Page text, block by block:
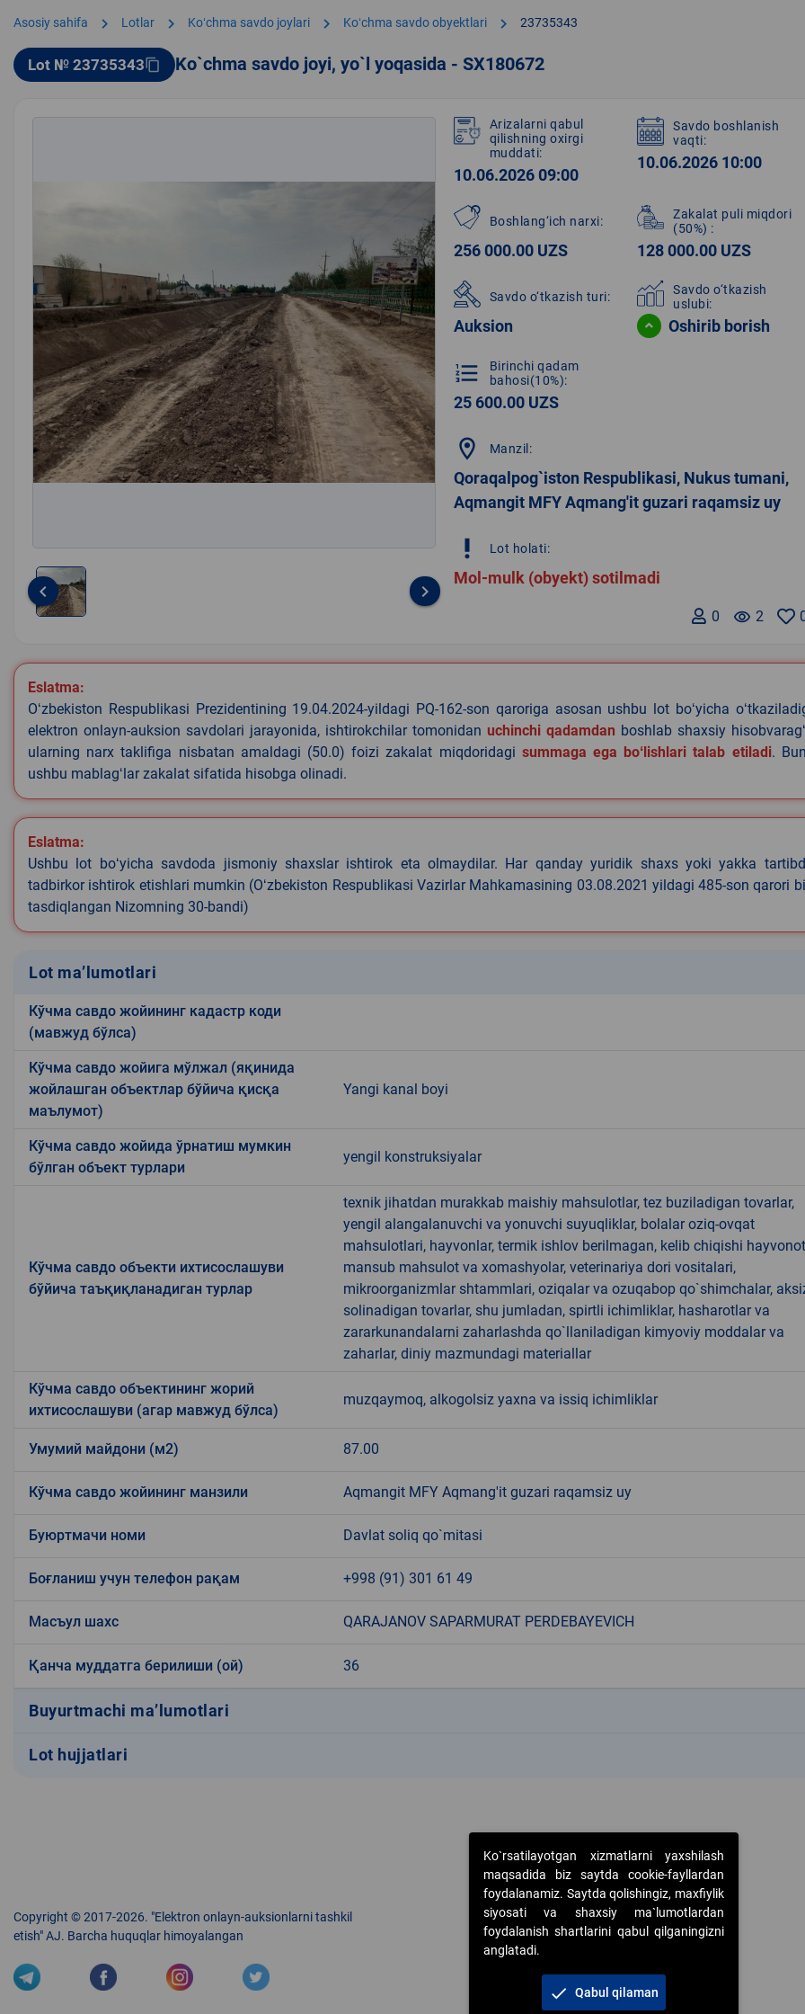
Asosiy sahifa chevron_right Lotlar chevron_right Koʻchma savdo joylari chevron_right Koʻchma savdo obyektlari chevron_right 23735343
Lot № 23735343content_copy Ko`chma savdo joyi, yo`l yoqasida - SX180672
of
1
keyboard_arrow_left keyboard_arrow_right
Arizalarni qabul
qilishning oxirgi
muddati:
10.06.2026 09:00
Savdo boshlanish
vaqti:
10.06.2026 10:00
Boshlang‘ich narxi:
256 000.00 UZS
Zakalat puli miqdori
(50%) :
128 000.00 UZS
Savdo o‘tkazish turi:
Auksion
Savdo o‘tkazish
uslubi:
Oshirib borish
format_list_numbered
Birinchi qadam
bahosi(10%):
25 600.00 UZS
location_on Manzil:
Qoraqalpog`iston Respublikasi, Nukus tumani,
Aqmangit MFY Aqmang'it guzari raqamsiz uy
priority_high Lot holati:
Mol-mulk (obyekt) sotilmadi
remove_red_eye 2
0
Eslatma:
Oʻzbekiston Respublikasi Prezidentining 19.04.2024-yildagi PQ-162-son qaroriga asosan ushbu lot boʻyicha
elektron onlayn-auksion savdolari jarayonida, ishtirokchilar tomonidan uchinchi qadamdan boshlab shaxsiy
ularning narx taklifiga nisbatan amaldagi (50.0) foizi zakalat miqdoridagi summaga ega boʻlishlari talab etiladi.
ushbu mablagʻlar zakalat sifatida hisobga olinadi.
Eslatma:
Ushbu lot boʻyicha savdoda jismoniy shaxslar ishtirok eta olmaydilar. Har qanday yuridik shaxs yoki yakka
tadbirkor ishtirok etishlari mumkin (Oʻzbekiston Respublikasi Vazirlar Mahkamasining 03.08.2021 yildagi 485-son qarori
tasdiqlangan Nizomning 30-bandi)
Lot ma’lumotlari
Кўчма савдо жойининг кадастр коди
(мавжуд бўлса)
Кўчма савдо жойига мўлжал (яқинида
жойлашган объектлар бўйича қисқа
маълумот)
Yangi kanal boyi
Кўчма савдо жойида ўрнатиш мумкин
бўлган объект турлари
yengil konstruksiyalar
Кўчма савдо объекти ихтисослашуви
бўйича таъқиқланадиган турлар
texnik jihatdan murakkab maishiy mahsulotlar, tez buziladigan tovarlar,
yengil alangalanuvchi va yonuvchi suyuqliklar, bolalar oziq-ovqat
mahsulotlari, hayvonlar, termik ishlov berilmagan, kelib chiqishi
mansub mahsulot va xomashyolar, veterinariya dori vositalari,
mikroorganizmlar shtammlari, oziqalar va ozuqabop qo`shimchalar,
solinadigan tovarlar, shu jumladan, spirtli ichimliklar, hasharotlar va
zararkunandalarni zaharlashda qo`llaniladigan kimyoviy moddalar va
zaharlar, diniy mazmundagi materiallar
Кўчма савдо объектининг жорий
ихтисослашуви (агар мавжуд бўлса)
muzqaymoq, alkogolsiz yaxna va issiq ichimliklar
Умумий майдони (м2) 87.00
Кўчма савдо жойининг манзили Aqmangit MFY Aqmang'it guzari raqamsiz uy
Буюртмачи номи Davlat soliq qo`mitasi
Боғланиш учун телефон рақам +998 (91) 301 61 49
Масъул шахс QARAJANOV SAPARMURAT PERDEBAYEVICH
Қанча муддатга берилиши (ой) 36
Buyurtmachi ma’lumotlari
Lot hujjatlari
Copyright © 2017-2026. "Elektron onlayn-auksionlarni tashkil
etish" AJ. Barcha huquqlar himoyalangan
Ko`rsatilayotgan xizmatlarni yaxshilash
maqsadida biz saytda cookie-fayllardan
foydalanamiz. Saytda qolishingiz, maxfiylik
siyosati va shaxsiy ma`lumotlardan
foydalanish shartlarini qabul qilganingizni
anglatadi.
check Qabul qilaman